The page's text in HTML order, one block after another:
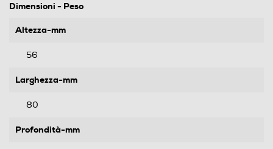
Dimensioni - Peso
Altezza-mm
56
Larghezza-mm
80
Profondità-mm